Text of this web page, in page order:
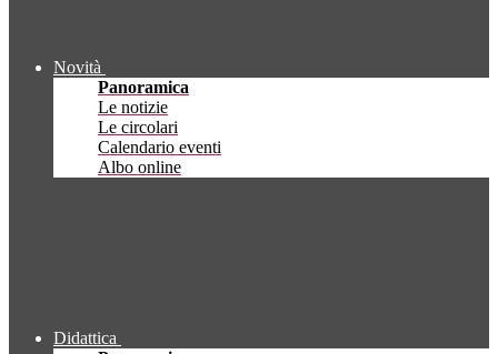
Novità
Panoramica
Le notizie
Le circolari
Calendario eventi
Albo online
Didattica